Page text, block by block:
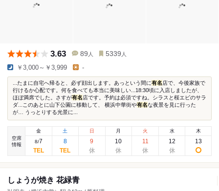
3.63 89 人 5339 人
￥3,000～￥3,999 -
...たまに自宅へ帰ると、必ず顔出します。あっという間に有名店で、今後家族で
行けるか心配です。何を食べても本当に美味しい...18:30頃に入店しましたが、
ほぼ満席でした。さすが有名店です。予約は必須ですね。シラスと桜エビのサラ
ダ...このあとに山下公園に移動して、 横浜中華街や有名な夜景を見に行った
が… うっとりする光景に...
空席
情報
金
8/7
土
8
日
9
月
10
火
11
水
12
木
13
しょうが焼き 花緑青